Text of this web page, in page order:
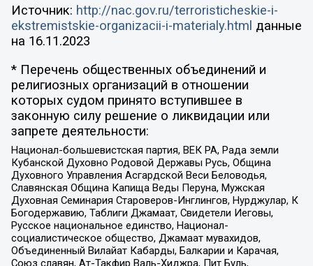
Источник: http://nac.gov.ru/terroristicheskie-i-
ekstremistskie-organizacii-i-materialy.html данные
на 16.11.2023
* Перечень общественных объединений и
религиозных организаций в отношении
которых судом принято вступившее в
законную силу решение о ликвидации или
запрете деятельности:
Национал-большевистская партия, ВЕК РА, Рада земли
Кубанской Духовно Родовой Державы Русь, Община
Духовного Управления Асгардской Веси Беловодья,
Славянская Община Капища Веды Перуна, Мужская
Духовная Семинария Староверов-Инглингов, Нурджулар, К
Богодержавию, Таблиги Джамаат, Свидетели Иеговы,
Русское национальное единство, Национал-
социалистическое общество, Джамаат мувахидов,
Объединенный Вилайат Кабарды, Балкарии и Карачая,
Союз славян, Ат-Такфир Валь-Хиджра, Пит Буль,